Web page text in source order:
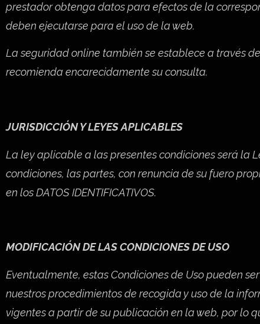
prestador obtenga datos para efectos de la
deben ejecutarse para el uso de la web.
La seguridad online también se establece a través
recomienda encarecidamente su consulta.
JURISDICCIÓN Y LEYES APLICABLES
La ley aplicable a las presentes condiciones será la
condiciones, las partes, con renuncia de su fuero
en los DATOS IDENTIFICATIVOS.
MODIFICACIÓN DE LAS CONDICIONES DE USO
Eventualmente, estas Condiciones de Uso pueden
nuestros procedimientos de recogida y uso de la
vigentes a partir de su publicación en la web, por lo